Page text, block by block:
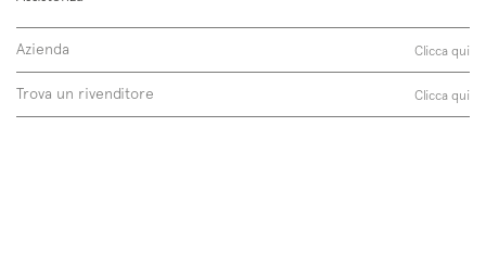
Azienda Clicca qui
Trova un rivenditore Clicca qui